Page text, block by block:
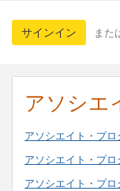
サインイン また
アソシエ
アソシエイト・プ
アソシエイト・プ
アソシエイト・プ